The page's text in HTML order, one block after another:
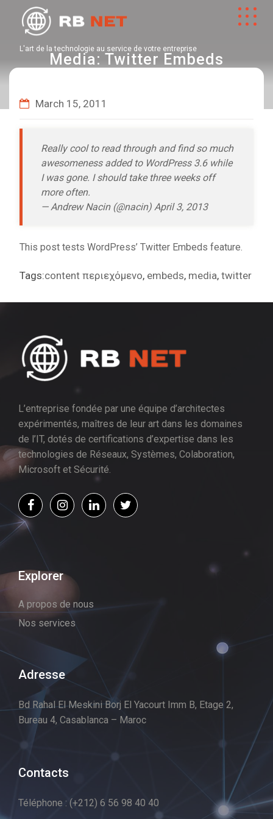
L'art de la technologie au service de votre entreprise
Media: Twitter Embeds
March 15, 2011
Really cool to read through and find so much
awesomeness added to WordPress 3.6 while
I was gone. I should take three weeks off
more often.
— Andrew Nacin (@nacin) April 3, 2013
This post tests WordPress’ Twitter Embeds feature.
Tags:content περιεχόμενο, embeds, media, twitter
L’entreprise fondée par une équipe d’architectes
expérimentés, maîtres de leur art dans les domaines
de l’IT, dotés de certifications d’expertise dans les
technologies de Réseaux, Systèmes, Colaboration,
Microsoft et Sécurité.
Explorer
A propos de nous
Nos services
Adresse
Bd Rahal El Meskini Borj El Yacourt Imm B, Etage 2,
Bureau 4, Casablanca – Maroc
Contacts
Téléphone : (+212) 6 56 98 40 40